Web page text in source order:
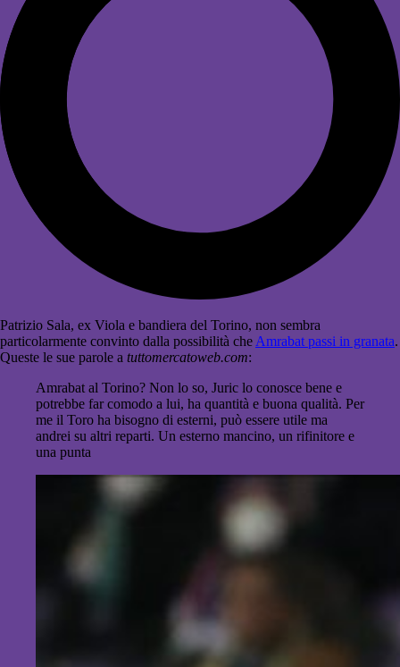
Patrizio Sala, ex Viola e bandiera del Torino, non sembra
particolarmente convinto dalla possibilità cheAmrabat passi in granata.
Queste le sue parole a tuttomercatoweb.com:
Amrabat al Torino? Non lo so, Juric lo conosce bene e
potrebbe far comodo a lui, ha quantità e buona qualità. Per
me il Toro ha bisogno di esterni, può essere utile ma
andrei su altri reparti. Un esterno mancino, un rifinitore e
una punta